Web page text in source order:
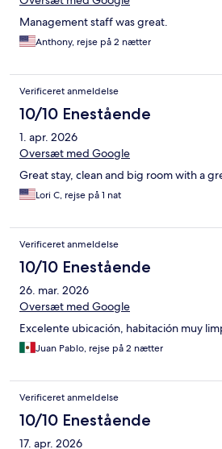
Management staff was great.
Anthony, rejse på 2 nætter
Verificeret anmeldelse
10/10 Enestående
1. apr. 2026
Oversæt med Google
Great stay, clean and big room with a
Lori C, rejse på 1 nat
Verificeret anmeldelse
10/10 Enestående
26. mar. 2026
Oversæt med Google
Excelente ubicación, habitación muy
Juan Pablo, rejse på 2 nætter
Verificeret anmeldelse
10/10 Enestående
17. apr. 2026